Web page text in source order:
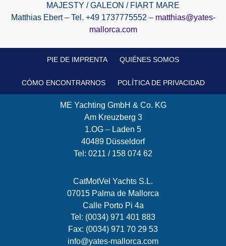
MAJESTY / GALEON / FIART MARE
Matthias Ebert – Tel. +49 1737775552 – matthias@yates-
mallorca.com
PIE DE IMPRENTA QUIÉNES SOMOS
CÓMO ENCONTRARNOS POLÍTICA DE PRIVACIDAD
ME Yachting GmbH & Co. KG
Am Kreuzberg 3
1.OG – Laden 5
40489 Düsseldorf
Tel: 0211 / 158 074 62
CatMotVel Yachts S.L.
07015 Palma de Mallorca
Calle Porto Pi 4a
Tel: (0034) 971 401 883
Fax: (0034) 971 70 29 53
info@yates-mallorca.com